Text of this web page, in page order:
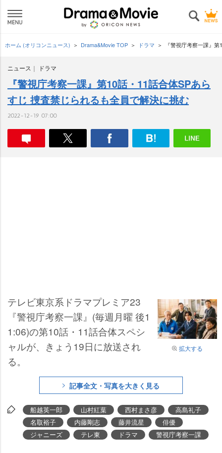
ホーム (オリコンニュース) Drama&Movie TOP ドラマ 『警視庁考察一課』
ニュース ドラマ
『警視庁考察一課』第10話・11話合体SPあら
すじ 捜査禁じられるも全員で解決に挑む
2022-12-19 07:00
拡大する
テレビ東京系ドラマプレミア23
『警視庁考察一課』(毎週月曜 後1
1:06)の第10話・11話合体スペシ
ャルが、きょう19日に放送され
る。
記事全文・写真を大きく見る
船越英一郎 山村紅葉 西村まさ彦
高島礼子
名取裕子
内藤剛志 藤井流星
俳優
ジャニーズ
テレ東 ドラマ 警視庁考察一課